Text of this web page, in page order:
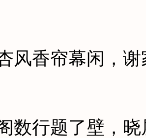
香帘幕闲，谢
行题了壁，晓